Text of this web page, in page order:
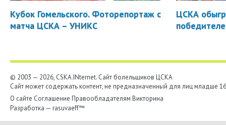
Кубок Гомельского. Фоторепортаж с
матча ЦСКА – УНИКС
ЦСКА
© 2003 — 2026, CSKA.INternet. Cайт болельщиков ЦСКА
Сайт может содержать контент, не предназначенный для лиц младше
О сайте Соглашение Правообладателям Викторина
Разработка — rasuvaeff™